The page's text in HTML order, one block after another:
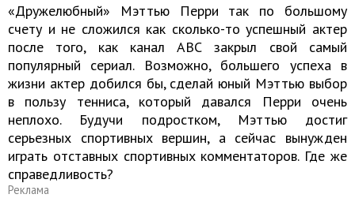
«Дружелюбный» Мэттью Перри так по большому
счету и не сложился как сколько-то успешный актер
после того, как канал АВС закрыл свой самый
популярный сериал. Возможно, большего успеха в
жизни актер добился бы, сделай юный Мэттью выбор
в пользу тенниса, который давался Перри очень
неплохо. Будучи подростком, Мэттью достиг
серьезных спортивных вершин, а сейчас вынужден
играть отставных спортивных комментаторов. Где же
справедливость?
Реклама